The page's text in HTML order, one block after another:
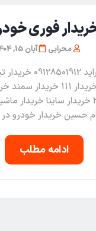
فوری
محرابی آبان 15, 1404
خریدار فوری
خریدار شاهین خریدار ۱۱۱
۲۰۶ خریدار ۲۰۷ خریدار ساینا
حسین خریدار خودرو
ادامه مطلب